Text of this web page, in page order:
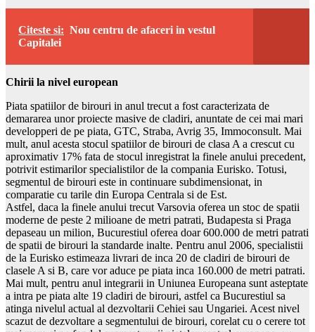
Citeste si: Nou centru de afaceri in vestul
Capitalei
Chirii la nivel european
Piata spatiilor de birouri in anul trecut a fost caracterizata de
demararea unor proiecte masive de cladiri, anuntate de cei mai mari
developperi de pe piata, GTC, Straba, Avrig 35, Immoconsult. Mai
mult, anul acesta stocul spatiilor de birouri de clasa A a crescut cu
aproximativ 17% fata de stocul inregistrat la finele anului precedent,
potrivit estimarilor specialistilor de la compania Eurisko. Totusi,
segmentul de birouri este in continuare subdimensionat, in
comparatie cu tarile din Europa Centrala si de Est.
Astfel, daca la finele anului trecut Varsovia oferea un stoc de spatii
moderne de peste 2 milioane de metri patrati, Budapesta si Praga
depaseau un milion, Bucurestiul oferea doar 600.000 de metri patrati
de spatii de birouri la standarde inalte. Pentru anul 2006, specialistii
de la Eurisko estimeaza livrari de inca 20 de cladiri de birouri de
clasele A si B, care vor aduce pe piata inca 160.000 de metri patrati.
Mai mult, pentru anul integrarii in Uniunea Europeana sunt asteptate
a intra pe piata alte 19 cladiri de birouri, astfel ca Bucurestiul sa
atinga nivelul actual al dezvoltarii Cehiei sau Ungariei. Acest nivel
scazut de dezvoltare a segmentului de birouri, corelat cu o cerere tot